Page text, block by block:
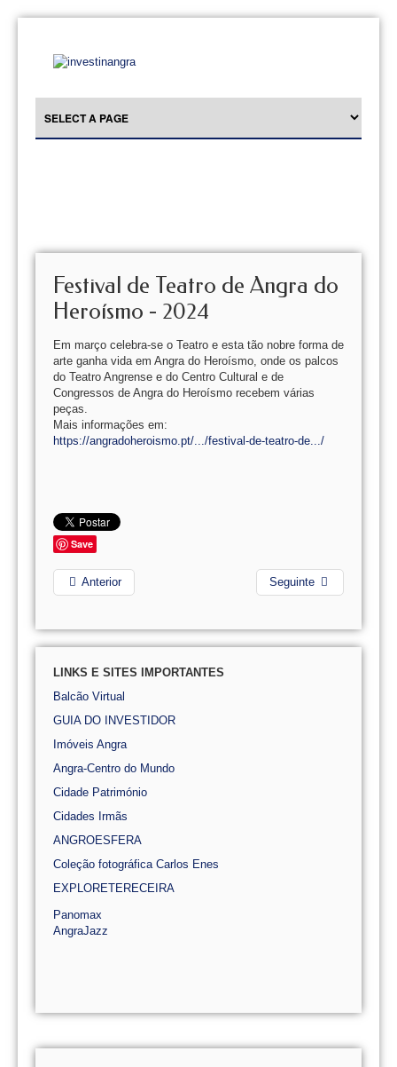
Festival de Teatro de Angra do
Heroísmo - 2024
Em março celebra-se o Teatro e esta tão nobre forma de
arte ganha vida em Angra do Heroísmo, onde os palcos
do Teatro Angrense e do Centro Cultural e de
Congressos de Angra do Heroísmo recebem várias
peças.
Mais informações em:
https://angradoheroismo.pt/.../festival-de-teatro-de.../
Save
Anterior Seguinte
LINKS E SITES IMPORTANTES
Balcão Virtual
GUIA DO INVESTIDOR
Imóveis Angra
Angra-Centro do Mundo
Cidade Património
Cidades Irmãs
ANGROESFERA
Coleção fotográfica Carlos Enes
EXPLORETERECEIRA
Panomax
AngraJazz